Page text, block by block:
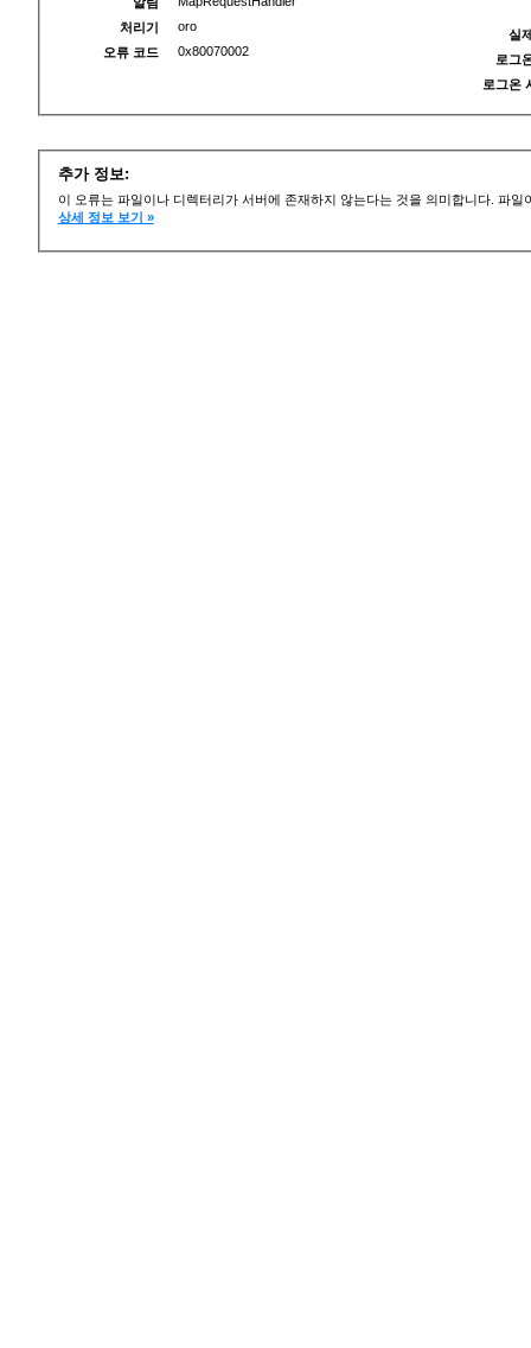
처리기
oro
오류 코드
0x80070002
실
로그
로그온
추가 정보:
이 오류는 파일이나 디렉터리가 서버에 존재하지 않는다는 것을 의미합니다. 파
상세 정보 보기 »